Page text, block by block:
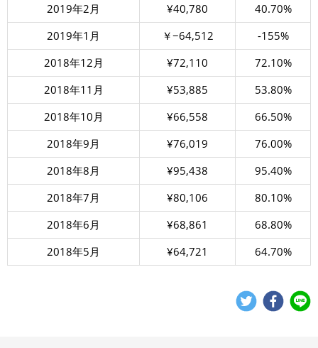
2019年2月 ¥40,780
40.70%
2019年1月
￥−64,512
-155%
2018年12月
¥72,110
72.10%
2018年11月
¥53,885
53.80%
2018年10月
¥66,558
66.50%
2018年9月
¥76,019
76.00%
2018年8月
¥95,438
95.40%
2018年7月
¥80,106
80.10%
2018年6月
¥68,861
68.80%
2018年5月
¥64,721 64.70%